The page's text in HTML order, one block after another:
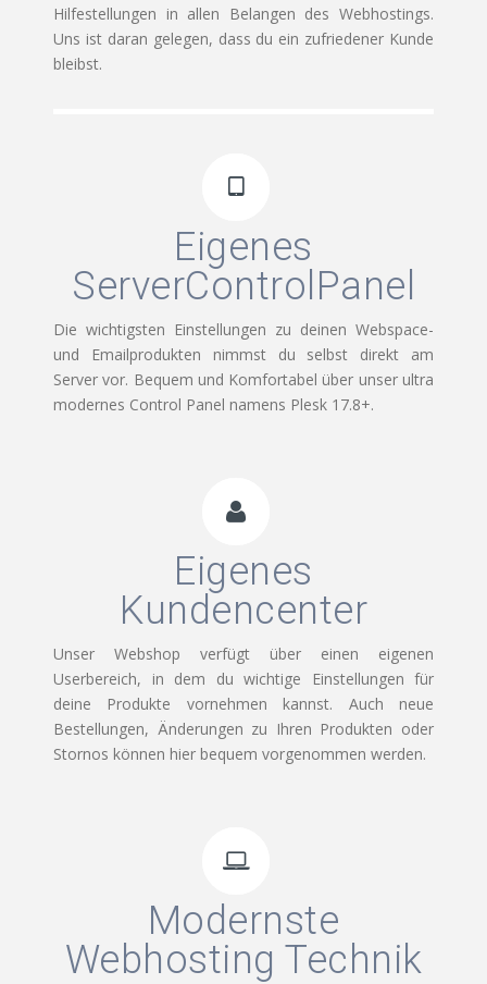
Hilfestellungen in allen Belangen des Webhostings.
Uns ist daran gelegen, dass du ein zufriedener Kunde
bleibst.
Eigenes
ServerControlPanel
Die wichtigsten Einstellungen zu deinen Webspace-
und Emailprodukten nimmst du selbst direkt am
Server vor. Bequem und Komfortabel über unser ultra
modernes Control Panel namens Plesk 17.8+.
Eigenes
Kundencenter
Unser Webshop verfügt über einen eigenen
Userbereich, in dem du wichtige Einstellungen für
deine Produkte vornehmen kannst. Auch neue
Bestellungen, Änderungen zu Ihren Produkten oder
Stornos können hier bequem vorgenommen werden.
Modernste
Webhosting Technik